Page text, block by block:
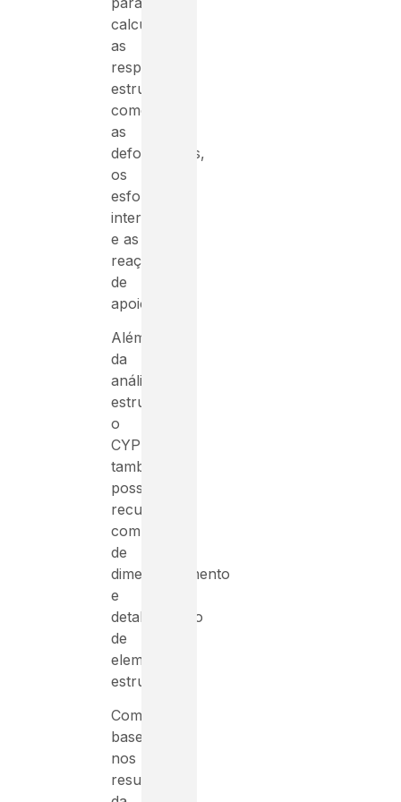
calcular
as
respostas
estruturais,
como
as
deformações,
os
esforços
internos
e as
reações
de
apoio.
Além
da
análise
estrutural,
o
CYPECAD
também
possui
recursos
completos
de
dimensionamento
e
detalhamento
de
elementos
estruturais.
Com
base
nos
resultados